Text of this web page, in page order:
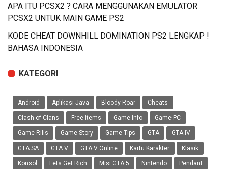
APA ITU PCSX2 ? CARA MENGGUNAKAN EMULATOR
PCSX2 UNTUK MAIN GAME PS2
KODE CHEAT DOWNHILL DOMINATION PS2 LENGKAP !
BAHASA INDONESIA
KATEGORI
Android Aplikasi Java Bloody Roar Cheats
Clash of Clans Free Items Game Info Game PC
Game Rilis Game Story Game Tips GTA GTA IV
GTA SA GTA V GTA V Online Kartu Karakter Klasik
Konsol Lets Get Rich Misi GTA 5 Nintendo Pendant